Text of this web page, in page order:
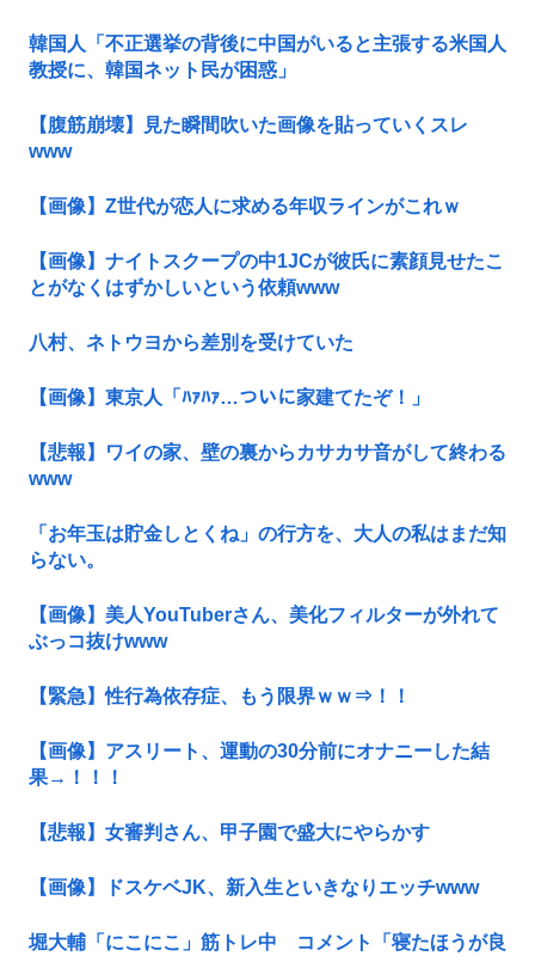
韓国人「不正選挙の背後に中国がいると主張する米国人
教授に、韓国ネット民が困惑」
【腹筋崩壊】見た瞬間吹いた画像を貼っていくスレ
www
【画像】Z世代が恋人に求める年収ラインがこれｗ
【画像】ナイトスクープの中1JCが彼氏に素顔見せたこ
とがなくはずかしいという依頼www
八村、ネトウヨから差別を受けていた
【画像】東京人「ﾊｧﾊｧ…ついに家建てたぞ！」
【悲報】ワイの家、壁の裏からカサカサ音がして終わる
www
「お年玉は貯金しとくね」の行方を、大人の私はまだ知
らない。
【画像】美人YouTuberさん、美化フィルターが外れて
ぶっコ抜けwww
【緊急】性行為依存症、もう限界ｗｗ⇒！！
【画像】アスリート、運動の30分前にオナニーした結
果→！！！
【悲報】女審判さん、甲子園で盛大にやらかす
【画像】ドスケベJK、新入生といきなりエッチwww
堀大輔「にこにこ」筋トレ中 コメント「寝たほうが良